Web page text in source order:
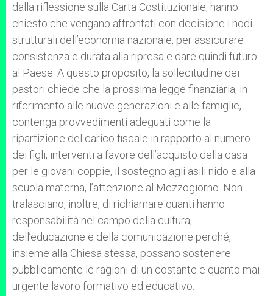
dalla riflessione sulla Carta Costituzionale, hanno
chiesto che vengano affrontati con decisione i nodi
strutturali dell’economia nazionale, per assicurare
consistenza e durata alla ripresa e dare quindi futuro
al Paese. A questo proposito, la sollecitudine dei
pastori chiede che la prossima legge finanziaria, in
riferimento alle nuove generazioni e alle famiglie,
contenga provvedimenti adeguati come la
ripartizione del carico fiscale in rapporto al numero
dei figli, interventi a favore dell’acquisto della casa
per le giovani coppie, il sostegno agli asili nido e alla
scuola materna, l’attenzione al Mezzogiorno. Non
tralasciano, inoltre, di richiamare quanti hanno
responsabilità nel campo della cultura,
dell’educazione e della comunicazione perché,
insieme alla Chiesa stessa, possano sostenere
pubblicamente le ragioni di un costante e quanto mai
urgente lavoro formativo ed educativo.